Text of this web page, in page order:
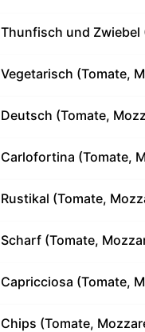
Thunfisch und Zwiebel
Vegetarisch (Tomate,
Deutsch (Tomate,
Carlofortina (Tomate,
Rustikal (Tomate,
Scharf (Tomate,
Capricciosa (Tomate,
Chips (Tomate,